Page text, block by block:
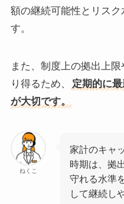
額の継続可能性とリス
す。
また、制度上の拠出上
り得るため、
定期的に
が大切です。
ねくこ
家計のキャ
時期は、拠
守れる水準
して継続し